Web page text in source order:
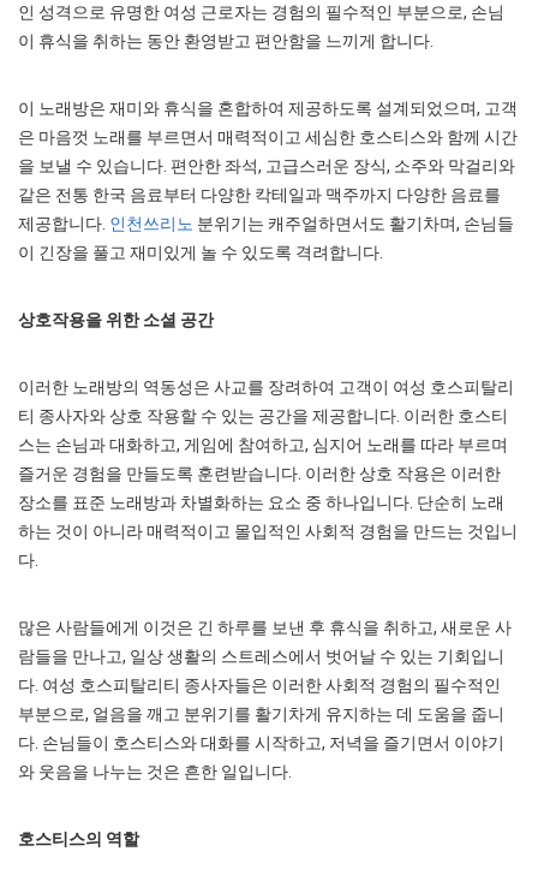
인 성격으로 유명한 여성 근로자는 경험의 필수적인 부분으로, 손님
이 휴식을 취하는 동안 환영받고 편안함을 느끼게 합니다.
이 노래방은 재미와 휴식을 혼합하여 제공하도록 설계되었으며, 고객
은 마음껏 노래를 부르면서 매력적이고 세심한 호스티스와 함께 시간
을 보낼 수 있습니다. 편안한 좌석, 고급스러운 장식, 소주와 막걸리와
같은 전통 한국 음료부터 다양한 칵테일과 맥주까지 다양한 음료를
제공합니다. 인천쓰리노 분위기는 캐주얼하면서도 활기차며, 손님들
이 긴장을 풀고 재미있게 놀 수 있도록 격려합니다.
상호작용을 위한 소셜 공간
이러한 노래방의 역동성은 사교를 장려하여 고객이 여성 호스피탈리
티 종사자와 상호 작용할 수 있는 공간을 제공합니다. 이러한 호스티
스는 손님과 대화하고, 게임에 참여하고, 심지어 노래를 따라 부르며
즐거운 경험을 만들도록 훈련받습니다. 이러한 상호 작용은 이러한
장소를 표준 노래방과 차별화하는 요소 중 하나입니다. 단순히 노래
하는 것이 아니라 매력적이고 몰입적인 사회적 경험을 만드는 것입니
다.
많은 사람들에게 이것은 긴 하루를 보낸 후 휴식을 취하고, 새로운 사
람들을 만나고, 일상 생활의 스트레스에서 벗어날 수 있는 기회입니
다. 여성 호스피탈리티 종사자들은 이러한 사회적 경험의 필수적인
부분으로, 얼음을 깨고 분위기를 활기차게 유지하는 데 도움을 줍니
다. 손님들이 호스티스와 대화를 시작하고, 저녁을 즐기면서 이야기
와 웃음을 나누는 것은 흔한 일입니다.
호스티스의 역할